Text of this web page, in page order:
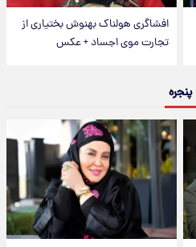
افشاگری هولناک بهنوش بختیاری از
تجارت موی اجساد + عکس
پنجره